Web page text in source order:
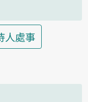
人處事